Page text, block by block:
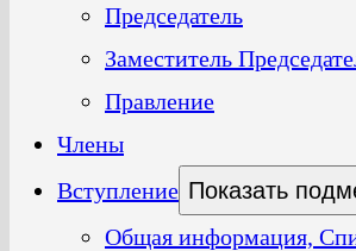
Председатель
Заместитель
Правление
Члены
Вступление Показать
Общая информация,